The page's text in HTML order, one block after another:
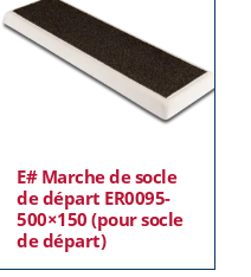
E# Marche de socle
de départ ER0095-
500×150 (pour socle
de départ)